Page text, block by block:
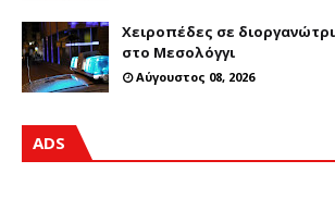
Χειροπέδες σε
στο Μεσολόγγι
Αύγουστος 08, 2026
ADS